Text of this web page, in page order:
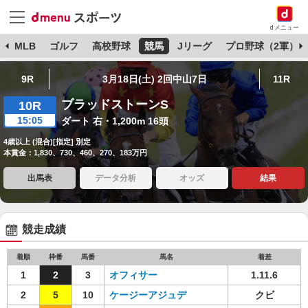
dメニュー
MLB ゴルフ 高校野球 競馬 Jリーグ プロ野球（2軍）
9R 3月18日(土) 2回中山7日 11R
10R
15:05
ブラッドストーンS
ダート 右・1,200m 16頭
4歳以上 (混合)[指定] 別定
本賞金：1,830、730、460、270、183万円
出馬表 データ分析 オッズ 結果
競走成績
着順 枠番 馬番 馬名 着差
1 2 3 オフィサー
1.11.6
2
5 10 ケージーアジュデ
クビ